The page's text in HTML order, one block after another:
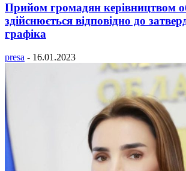
Прийом громадян керівництвом
здійснюється відповідно до
графіка
presa - 16.01.2023